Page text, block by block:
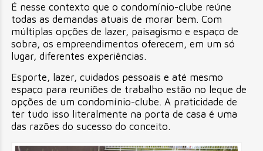
É nesse contexto que o condomínio-clube reúne
todas as demandas atuais de morar bem. Com
múltiplas opções de lazer, paisagismo e espaço de
sobra, os empreendimentos oferecem, em um só
lugar, diferentes experiências.
Esporte, lazer, cuidados pessoais e até mesmo
espaço para reuniões de trabalho estão no leque de
opções de um condomínio-clube. A praticidade de
ter tudo isso literalmente na porta de casa é uma
das razões do sucesso do conceito.